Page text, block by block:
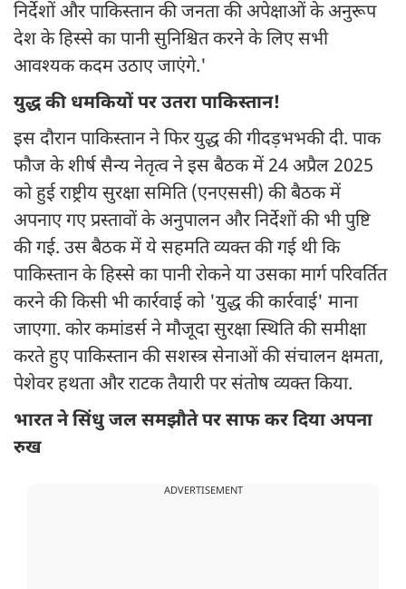
निर्देशों और पाकिस्तान की जनता की अपेक्षाओं के अनुरूप
देश के हिस्से का पानी सुनिश्चित करने के लिए सभी
आवश्यक कदम उठाए जाएंगे.'
युद्ध की धमकियों पर उतरा पाकिस्तान!
इस दौरान पाकिस्तान ने फिर युद्ध की गीदड़भभकी दी. पाक
फौज के शीर्ष सैन्य नेतृत्व ने इस बैठक में 24 अप्रैल 2025
को हुई राष्ट्रीय सुरक्षा समिति (एनएससी) की बैठक में
अपनाए गए प्रस्तावों के अनुपालन और निर्देशों की भी पुष्टि
की गई. उस बैठक में ये सहमति व्यक्त की गई थी कि
पाकिस्तान के हिस्से का पानी रोकने या उसका मार्ग परिवर्तित
करने की किसी भी कार्रवाई को 'युद्ध की कार्रवाई' माना
जाएगा. कोर कमांडर्स ने मौजूदा सुरक्षा स्थिति की समीक्षा
करते हुए पाकिस्तान की सशस्त्र सेनाओं की संचालन क्षमता,
पेशेवर हथता और राटक तैयारी पर संतोष व्यक्त किया.
भारत ने सिंधु जल समझौते पर साफ कर दिया अपना
रुख
ADVERTISEMENT